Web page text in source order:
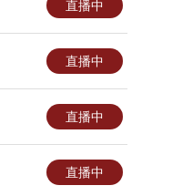
直播中
直播中
直播中
直播中